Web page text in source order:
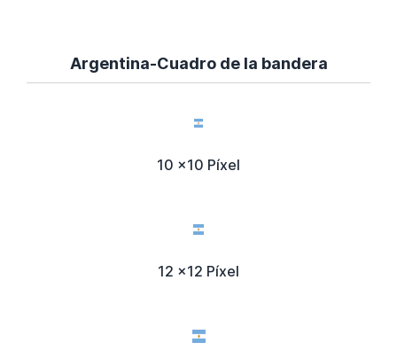
Argentina-Cuadro de la bandera
10 x10 Píxel
12 x12 Píxel